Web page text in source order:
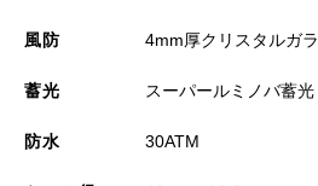
風防 4mm厚クリスタルガ
蓄光 スーパールミノバ蓄光
防水 30ATM